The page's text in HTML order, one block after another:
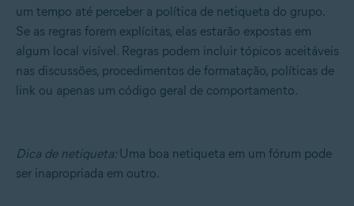
um tempo até perceber a política de netiqueta do grupo.
Se as regras forem explícitas, elas estarão expostas em
algum local visível. Regras podem incluir tópicos aceitáveis
nas discussões, procedimentos de formatação, políticas de
link ou apenas um código geral de comportamento.
Dica de netiqueta: Uma boa netiqueta em um fórum pode
ser inapropriada em outro.